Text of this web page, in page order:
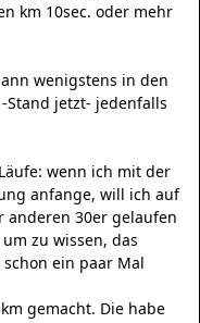
km 10sec. oder mehr
wenigstens in den
Stand jetzt- jedenfalls
wenn ich mit der
anfange, will ich auf
anderen 30er gelaufen
zu wissen, das
ein paar Mal
gemacht. Die habe